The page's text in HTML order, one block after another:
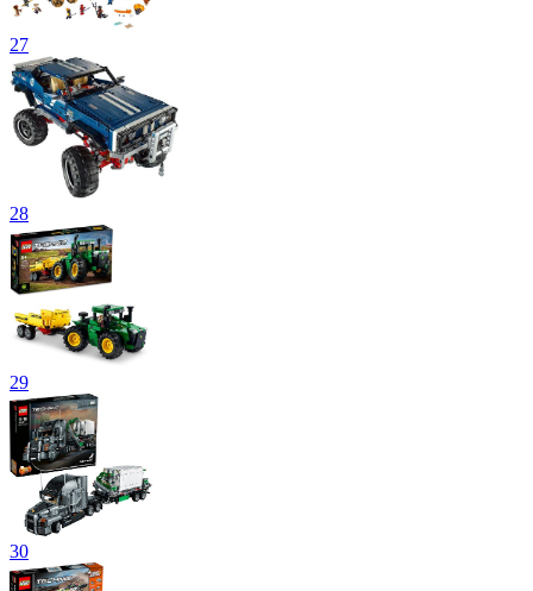
27
28
29
30